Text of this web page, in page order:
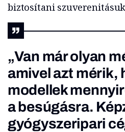
biztosítani
„Van már olyan
amivel azt mérik,
modellek
a besúgásra.
gyógyszeripari